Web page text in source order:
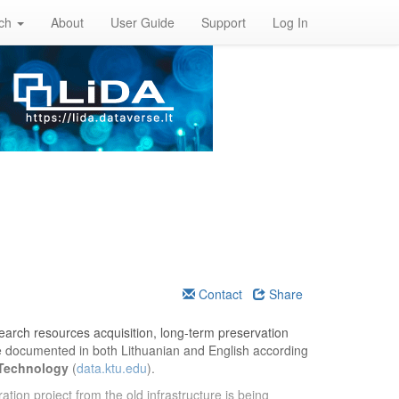
About User Guide Support Log In
Contact Share
resources acquisition, long-term preservation
in both Lithuanian and English according
(data.ktu.edu).
project from the old infrastructure is being